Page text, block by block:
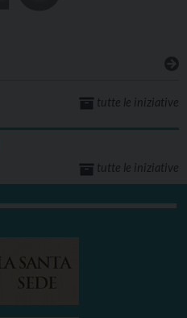
tutte le iniziative
tutte le iniziative